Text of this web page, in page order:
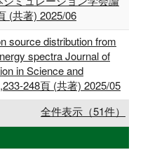
(共著) 2025/06
source distribution from
spectra Journal of
in Science and
248頁 (共著) 2025/05
全件表示（51件）